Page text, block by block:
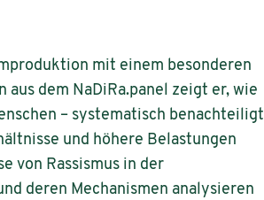
mit einem besonderen
dem NaDiRa.panel zeigt er, wie
– systematisch benachteiligt
und höhere Belastungen
von Rassismus in der
deren Mechanismen analysieren